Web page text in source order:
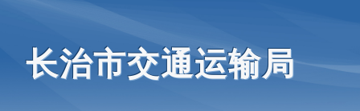
长治市交通运输局